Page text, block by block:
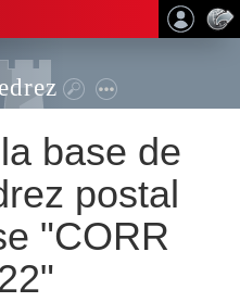
base de
postal
"CORR